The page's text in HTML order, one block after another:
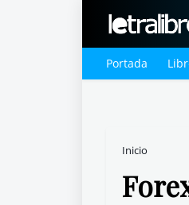
Portada
Inicio